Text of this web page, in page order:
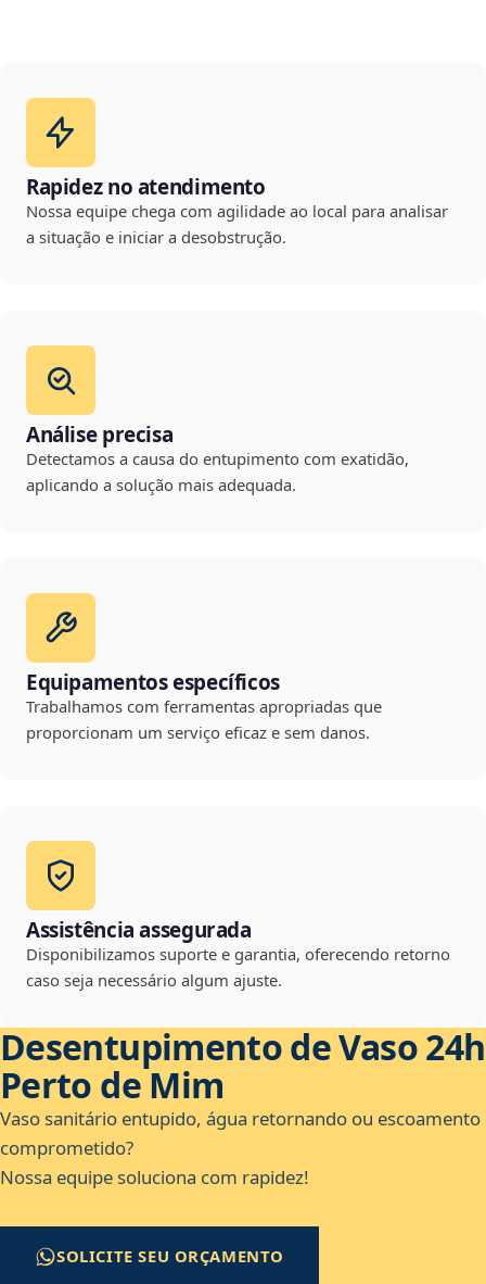
Rapidez no atendimento
Nossa equipe chega com agilidade ao local para analisar
a situação e iniciar a desobstrução.
Análise precisa
Detectamos a causa do entupimento com exatidão,
aplicando a solução mais adequada.
Equipamentos específicos
Trabalhamos com ferramentas apropriadas que
proporcionam um serviço eficaz e sem danos.
Assistência assegurada
Disponibilizamos suporte e garantia, oferecendo retorno
caso seja necessário algum ajuste.
Desentupimento de Vaso 24h
Perto de Mim
Vaso sanitário entupido, água retornando ou escoamento
comprometido?
Nossa equipe soluciona com rapidez!
SOLICITE SEU ORÇAMENTO